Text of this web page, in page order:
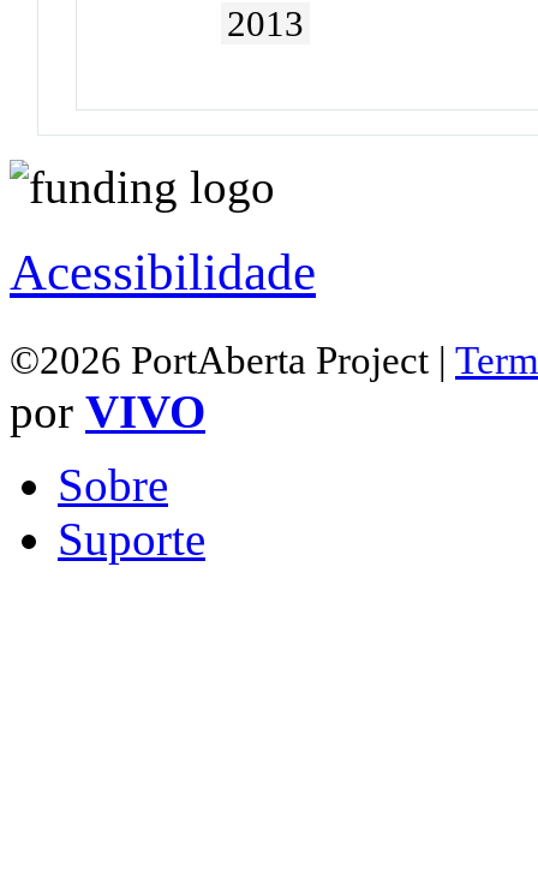
2013
Acessibilidade
©2026 PortAberta Project |
por VIVO
Sobre
Suporte